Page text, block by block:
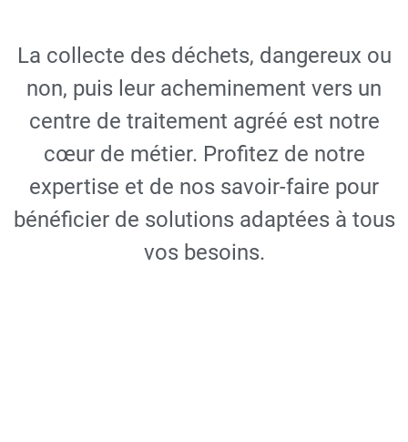
valorisation de
déchets
DEMANDER UN DEVIS
GRATUIT
La collecte des déchets, dangereux ou
non, puis leur acheminement vers un
centre de traitement agréé est notre
cœur de métier. Profitez de notre
expertise et de nos savoir-faire pour
bénéficier de solutions adaptées à tous
vos besoins.